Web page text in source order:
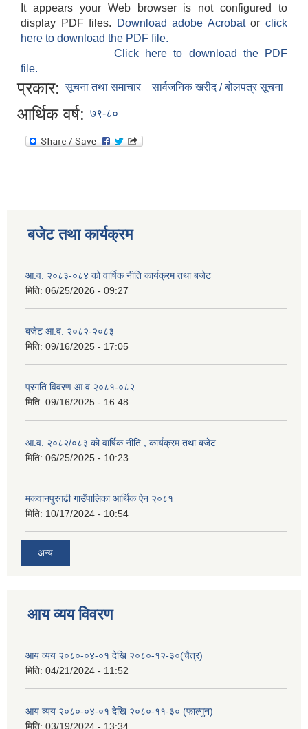
It appears your Web browser is not configured to
display PDF files.
Download adobe Acrobatorclick
here to download the PDF file.
Click here to download the PDF
file.
प्रकार: सूचना तथा समाचार सार्वजनिक खरीद / बोलपत्र सूचना
आर्थिक वर्ष: ७९-८०
बजेट तथा कार्यक्रम
आ.व. २०८३-०८४ को वार्षिक नीति कार्यक्रम तथा बजेट
मिति: 06/25/2026 - 09:27
बजेट आ.व. २०८२-२०८३
मिति: 09/16/2025 - 17:05
प्रगति विवरण आ.व.२०८१-०८२
मिति: 09/16/2025 - 16:48
आ.व. २०८२/०८३ को वार्षिक नीति , कार्यक्रम तथा बजेट
मिति: 06/25/2025 - 10:23
मकवानपुरगढी गाउँपालिका आर्थिक ‌‌‌ऐन २०८१
मिति: 10/17/2024 - 10:54
अन्य
आय व्यय विवरण
आय व्यय २०८०-०४-०१ देखि २०८०-१२-३०(चैत्र)
मिति: 04/21/2024 - 11:52
आय व्यय २०८०-०४-०१ देखि २०८०-११-३० (फाल्गुन)
मिति: 03/19/2024 - 13:34